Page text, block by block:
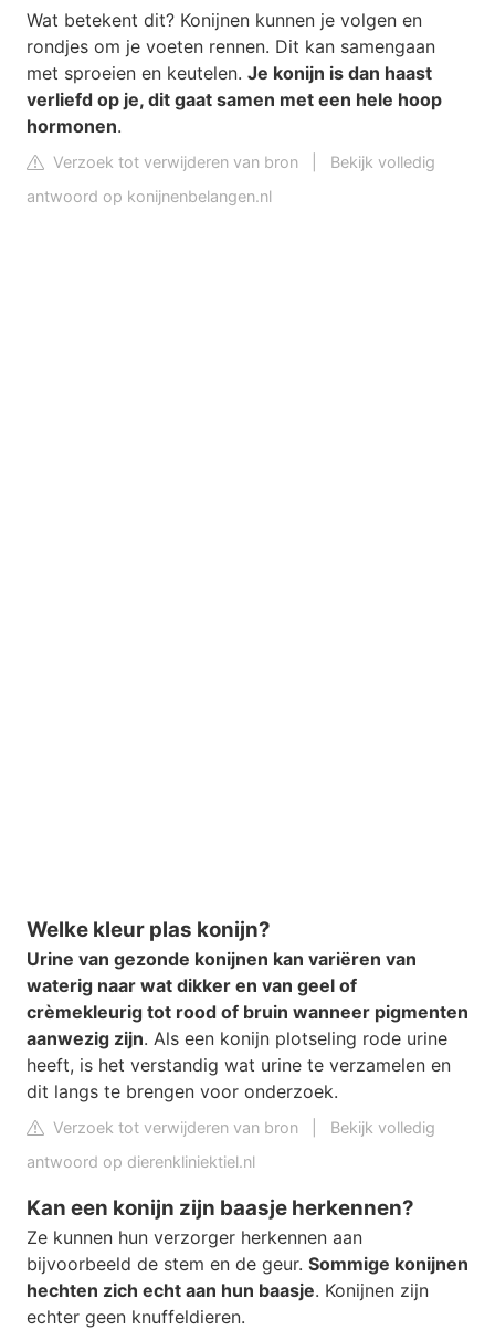
Wat betekent dit? Konijnen kunnen je volgen en
rondjes om je voeten rennen. Dit kan samengaan
met sproeien en keutelen. Je konijn is dan haast
verliefd op je, dit gaat samen met een hele hoop
hormonen.
Verzoek tot verwijderen van bron
Bekijk volledig
antwoord op konijnenbelangen.nl
Welke kleur plas konijn?
Urine van gezonde konijnen kan variëren van
waterig naar wat dikker en van geel of
crèmekleurig tot rood of bruin wanneer pigmenten
aanwezig zijn. Als een konijn plotseling rode urine
heeft, is het verstandig wat urine te verzamelen en
dit langs te brengen voor onderzoek.
Verzoek tot verwijderen van bron
Bekijk volledig
antwoord op dierenkliniektiel.nl
Kan een konijn zijn baasje herkennen?
Ze kunnen hun verzorger herkennen aan
bijvoorbeeld de stem en de geur. Sommige konijnen
hechten zich echt aan hun baasje. Konijnen zijn
echter geen knuffeldieren.